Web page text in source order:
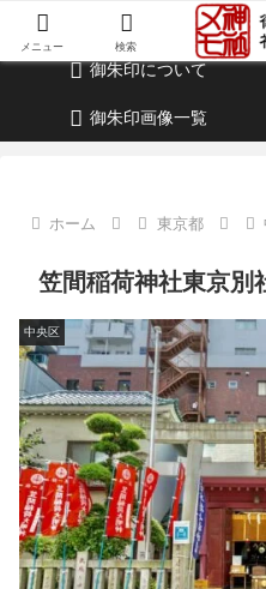
御朱印・参拝記録
御朱印について
御朱印画像一覧
ホーム 東京都
笠間稲荷神社東京別
中央区
メニュー 検索